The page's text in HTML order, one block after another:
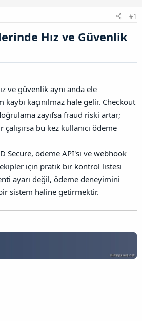
#1
Hız ve Güvenlik
ve güvenlik aynı anda ele
kaybı kaçınılmaz hale gelir. Checkout
zayıfsa fraud riski artar;
bu kez kullanıcı ödeme
Secure, ödeme API'si ve webhook
ekipler için pratik bir kontrol listesi
ayarı değil, ödeme deneyimini
sistem haline getirmektir.